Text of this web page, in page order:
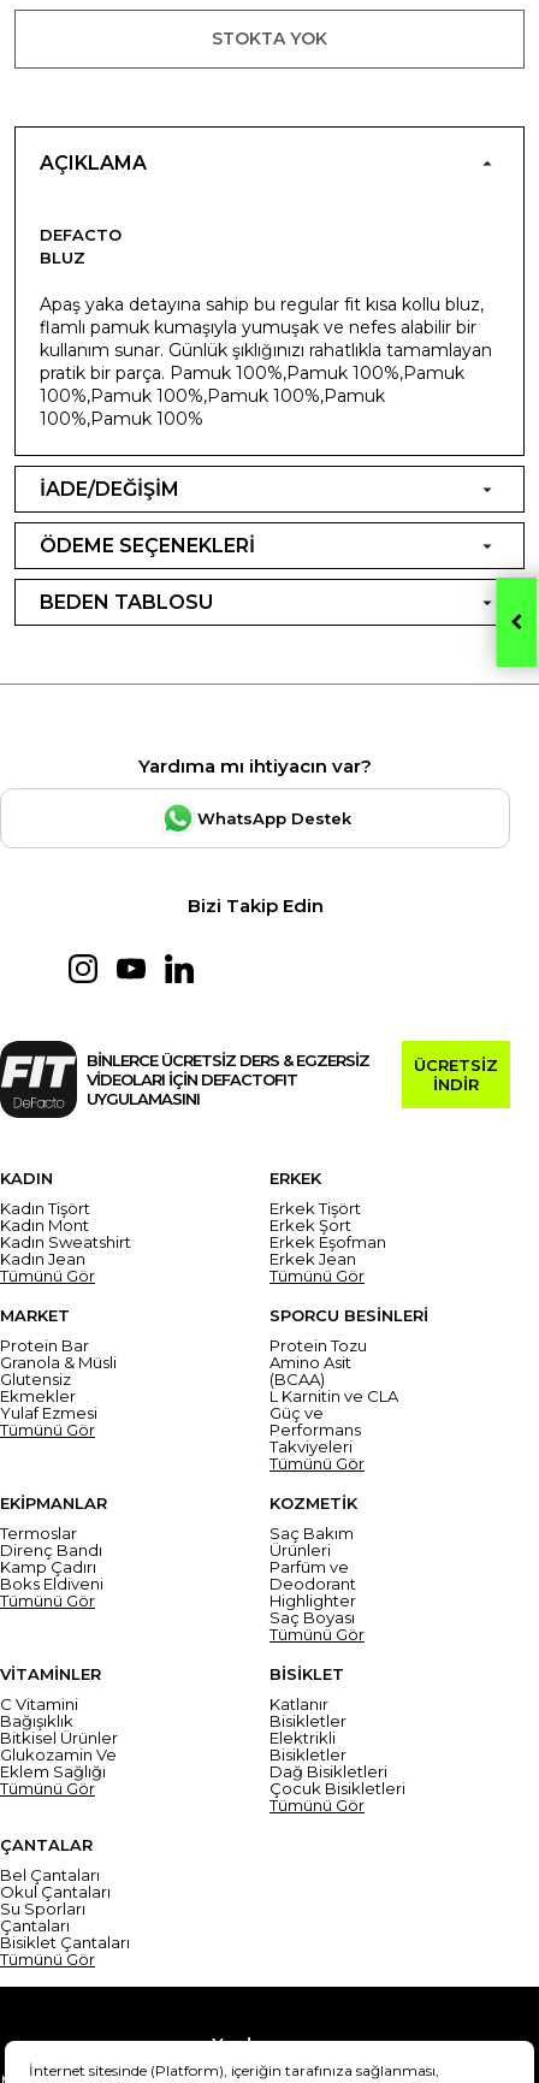
STOKTA YOK
AÇIKLAMA
DEFACTO
BLUZ
Apaş yaka detayına sahip bu regular fit kısa kollu bluz,
flamlı pamuk kumaşıyla yumuşak ve nefes alabilir bir
kullanım sunar. Günlük şıklığınızı rahatlıkla tamamlayan
pratik bir parça. Pamuk 100%,Pamuk 100%,Pamuk
100%,Pamuk 100%,Pamuk 100%,Pamuk
100%,Pamuk 100%
İADE/DEĞİŞİM
ÖDEME SEÇENEKLERİ
BEDEN TABLOSU
Yardıma mı ihtiyacın var?
WhatsApp Destek
Bizi Takip Edin
BİNLERCE ÜCRETSİZ DERS & EGZERSİZ
VİDEOLARI İÇİN DEFACTOFIT
UYGULAMASINI
ÜCRETSİZ
İNDİR
KADIN
Kadın Tişört
Kadın Mont
Kadın Sweatshirt
Kadın Jean
Tümünü Gör
ERKEK
Erkek Tişört
Erkek Şort
Erkek Eşofman
Erkek Jean
Tümünü Gör
MARKET
Protein Bar
Granola & Müsli
Glutensiz
Ekmekler
Yulaf Ezmesi
Tümünü Gör
SPORCU BESİNLERİ
Protein Tozu
Amino Asit
(BCAA)
L Karnitin ve CLA
Güç ve
Performans
Takviyeleri
Tümünü Gör
EKİPMANLAR
Termoslar
Direnç Bandı
Kamp Çadırı
Boks Eldiveni
Tümünü Gör
KOZMETİK
Saç Bakım
Ürünleri
Parfüm ve
Deodorant
Highlighter
Saç Boyası
Tümünü Gör
VİTAMİNLER
C Vitamini
Bağışıklık
Bitkisel Ürünler
Glukozamin Ve
Eklem Sağlığı
Tümünü Gör
BİSİKLET
Katlanır
Bisikletler
Elektrikli
Bisikletler
Dağ Bisikletleri
Çocuk Bisikletleri
Tümünü Gör
ÇANTALAR
Bel Çantaları
Okul Çantaları
Su Sporları
Çantaları
Bisiklet Çantaları
Tümünü Gör
Yardım